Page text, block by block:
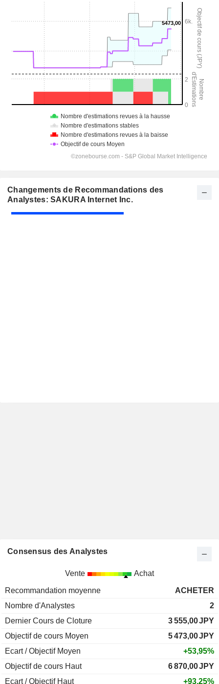
Changements de Recommandations des
Analystes: SAKURA Internet Inc.
Consensus des Analystes
Vente Achat
Recommandation moyenne
ACHETER
Nombre d'Analystes
2
Dernier Cours de Cloture
3 555,00JPY
Objectif de cours Moyen
5 473,00JPY
Ecart / Objectif Moyen
+53,95%
Objectif de cours Haut
6 870,00JPY
Ecart / Objectif Haut
+93,25%